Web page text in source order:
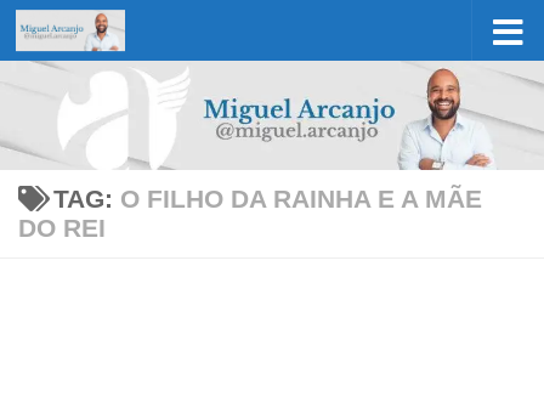
Skip to content
TAG: O FILHO DA RAINHA E A MÃE
DO REI